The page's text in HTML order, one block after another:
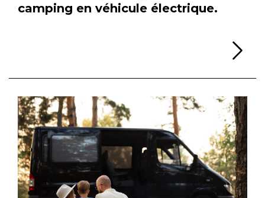
camping en véhicule électrique.